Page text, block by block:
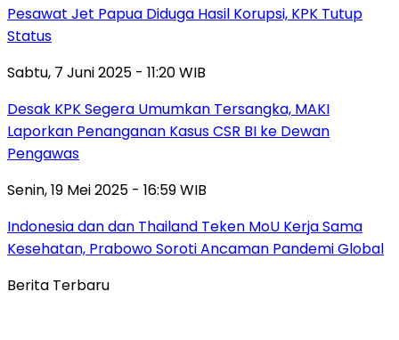
Pesawat Jet Papua Diduga Hasil Korupsi, KPK Tutup
Status
Sabtu, 7 Juni 2025 - 11:20 WIB
Desak KPK Segera Umumkan Tersangka, MAKI
Laporkan Penanganan Kasus CSR BI ke Dewan
Pengawas
Senin, 19 Mei 2025 - 16:59 WIB
Indonesia dan dan Thailand Teken MoU Kerja Sama
Kesehatan, Prabowo Soroti Ancaman Pandemi Global
Berita Terbaru